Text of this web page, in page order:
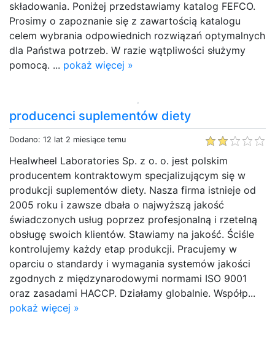
składowania. Poniżej przedstawiamy katalog FEFCO.
Prosimy o zapoznanie się z zawartością katalogu
celem wybrania odpowiednich rozwiązań optymalnych
dla Państwa potrzeb. W razie wątpliwości służymy
pomocą. ... pokaż więcej »
producenci suplementów diety
Dodano: 12 lat 2 miesiące temu
Healwheel Laboratories Sp. z o. o. jest polskim
producentem kontraktowym specjalizującym się w
produkcji suplementów diety. Nasza firma istnieje od
2005 roku i zawsze dbała o najwyższą jakość
świadczonych usług poprzez profesjonalną i rzetelną
obsługę swoich klientów. Stawiamy na jakość. Ściśle
kontrolujemy każdy etap produkcji. Pracujemy w
oparciu o standardy i wymagania systemów jakości
zgodnych z międzynarodowymi normami ISO 9001
oraz zasadami HACCP. Działamy globalnie. Współp...
pokaż więcej »